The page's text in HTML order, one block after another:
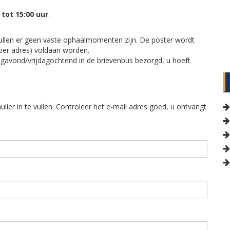
tot 15:00 uur.
er geen vaste ophaalmomenten zijn. De poster wordt
adres) voldaan worden.
vrijdagochtend in de brievenbus bezorgd, u hoeft
in te vullen. Controleer het e-mail adres goed, u ontvangt